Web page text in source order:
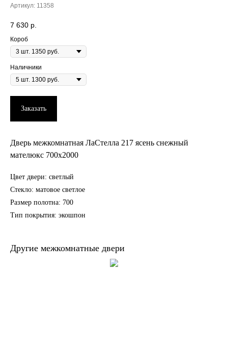
Артикул: 11358
7 630 р.
Короб
Наличники
Заказать
Дверь межкомнатная ЛаСтелла 217 ясень снежный
мателюкс 700х2000
Цвет двери: светлый
Стекло: матовое светлое
Размер полотна: 700
Тип покрытия: экошпон
Другие межкомнатные двери